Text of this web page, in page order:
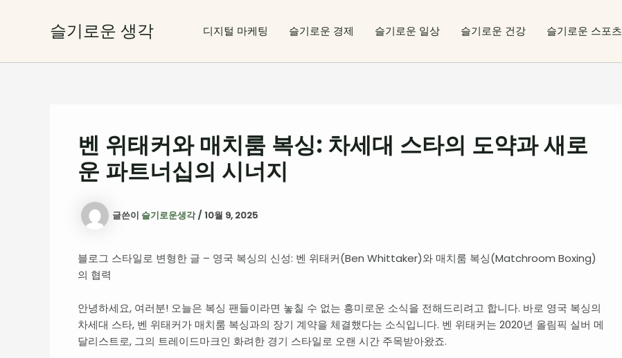
슬기로운 생각 디지털 마케팅 슬기로운 경제 슬기로운 일상 슬기로운 건강 슬기로운 스포츠
벤 위태커와 매치룸 복싱: 차세대 스타의 도약과 새로
운 파트너십의 시너지
글쓴이 슬기로운생각/10월 9, 2025
블로그 스타일로 변형한 글 – 영국 복싱의 신성: 벤 위태커(Ben Whittaker)와 매치룸 복싱(Matchroom Boxing)
의 협력
안녕하세요, 여러분! 오늘은 복싱 팬들이라면 놓칠 수 없는 흥미로운 소식을 전해드리려고 합니다. 바로 영국 복싱의
차세대 스타, 벤 위태커가 매치룸 복싱과의 장기 계약을 체결했다는 소식입니다. 벤 위태커는 2020년 올림픽 실버 메
달리스트로, 그의 트레이드마크인 화려한 경기 스타일로 오랜 시간 주목받아왔죠.